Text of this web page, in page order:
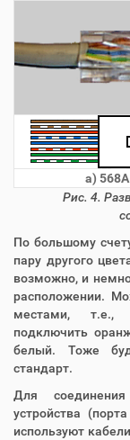
а) 568A
Рис. 4.
По большому
пару другого
возможно, и
расположении.
местами, т.е.,
подключить
белый. Тоже
стандарт.
Для
устройства
используют